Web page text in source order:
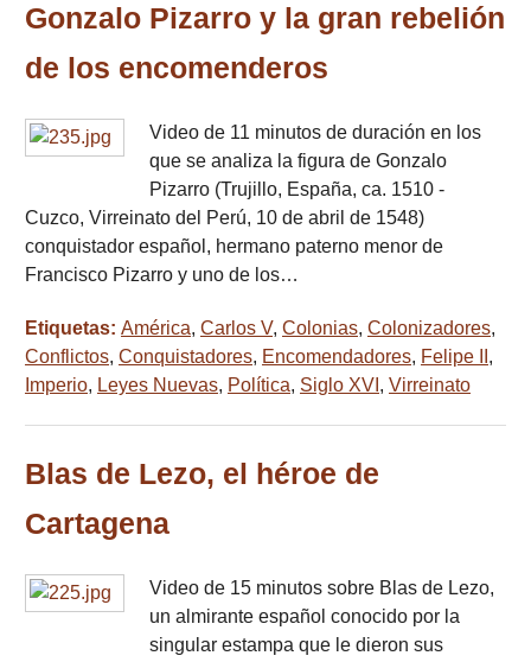
Gonzalo Pizarro y la gran rebelión
de los encomenderos
Video de 11 minutos de duración en los
que se analiza la figura de Gonzalo
Pizarro (Trujillo, España, ca. 1510 -
Cuzco, Virreinato del Perú, 10 de abril de 1548)
conquistador español, hermano paterno menor de
Francisco Pizarro y uno de los…
Etiquetas: América, Carlos V, Colonias, Colonizadores,
Conflictos, Conquistadores, Encomendadores, Felipe II ,
Imperio, Leyes Nuevas, Política, Siglo XVI , Virreinato
Blas de Lezo, el héroe de
Cartagena
Video de 15 minutos sobre Blas de Lezo,
un almirante español conocido por la
singular estampa que le dieron sus